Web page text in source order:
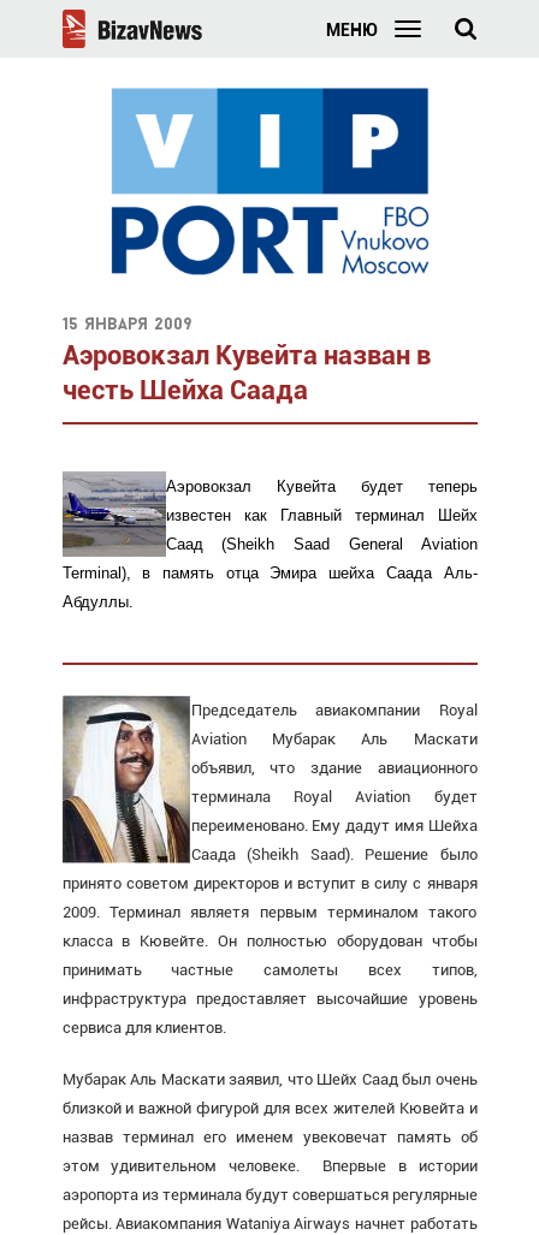
МЕНЮ
15 января 2009
Аэровокзал Кувейта назван в
честь Шейха Саада
Аэровокзал Кувейта будет теперь
известен как Главный терминал Шейх
Саад (Sheikh Saad General Aviation
Terminal), в память отца Эмира шейха СаадаАль-
Абдуллы.
Председатель авиакомпании Royal
Aviation Мубарак Аль Маскати
объявил, что здание авиационного
терминала Royal Aviation будет
переименовано. Ему дадут имя Шейха
Саада (Sheikh Saad). Решение было
принято советом директоров и вступит в силу с января
2009. Терминал являетя первым терминалом такого
класса в Кювейте. Он полностью оборудован чтобы
принимать частные самолеты всех типов,
инфраструктура предоставляет высочайшие уровень
сервиса для клиентов.
Мубарак Аль Маскати заявил, что Шейх Саад был очень
близкой и важной фигурой для всех жителей Кювейта и
назвав терминал его именем увековечат память об
этом удивительном человеке. Впервые в истории
аэропорта из терминала будут совершаться регулярные
рейсы. Авиакомпания Wataniya Airways начнет работать